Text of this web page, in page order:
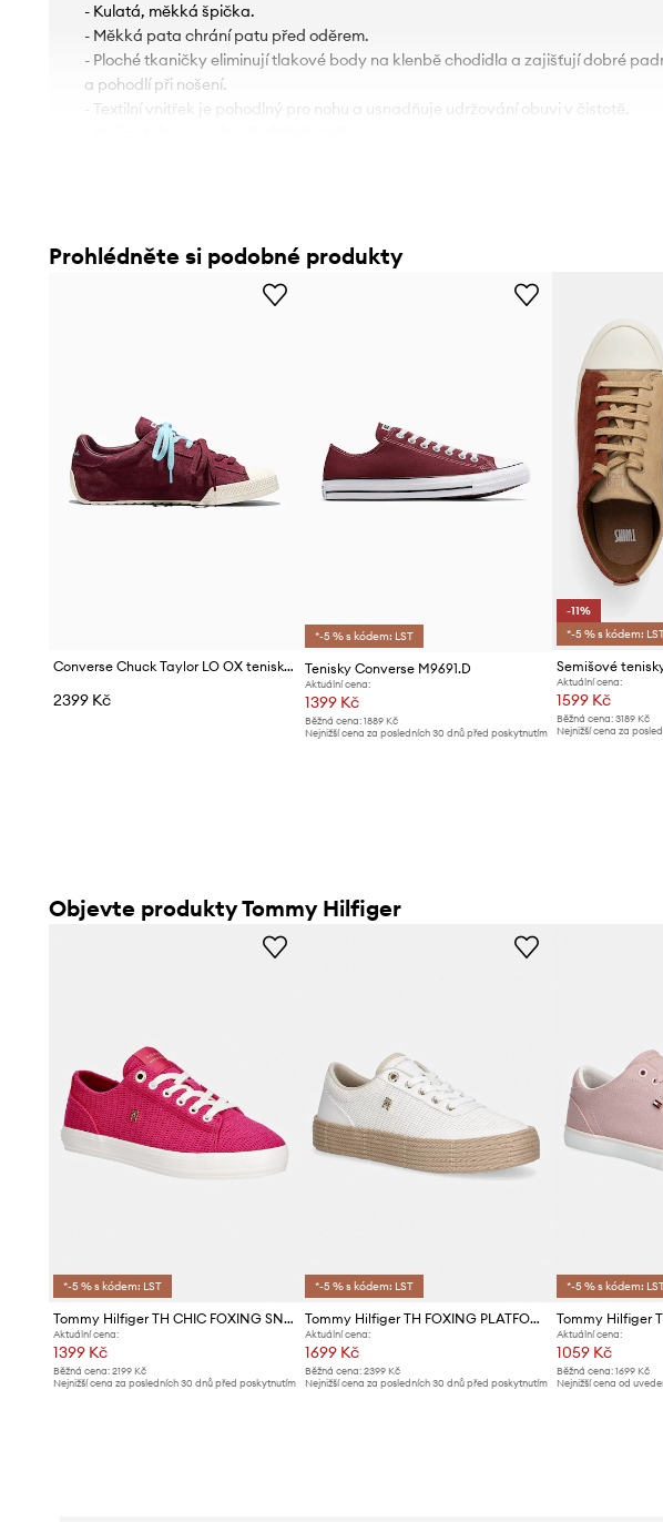
- Kulatá, měkká špička.
- Měkká pata chrání patu před oděrem.
- Ploché tkaničky eliminují tlakové body na klenbě chodidla a zajišťují dobré
a pohodlí při nošení.
- Textilní vnitřek je pohodlný pro nohu a usnadňuje udržování obuvi v čistotě.
Prohlédněte si podobné produkty
Converse Chuck Taylor LO OX tenisky dámské semišové
2399 Kč
*-5 % s kódem: LST
Tenisky Converse M9691.D
Aktuální cena:
1399 Kč
Běžná cena:1889 Kč
Nejnižší cena za posledních 30 dnů před poskytnutím
-11%
*-5 % s kódem:
Semišové
Aktuální cena:
1599 Kč
Běžná cena: 3189 Kč
Nejnižší cena za
Objevte produkty Tommy Hilfiger
*-5 % s kódem: LST
Tommy Hilfiger TH CHIC FOXING SNEAKER tenisky dámské
Aktuální cena:
1399 Kč
Běžná cena: 2199 Kč
Nejnižší cena za posledních 30 dnů před poskytnutím
*-5 % s kódem: LST
Tommy Hilfiger TH FOXING PLATFORM ROPE tenisky dámské
Aktuální cena:
1699 Kč
Běžná cena:2399 Kč
Nejnižší cena za posledních 30 dnů před poskytnutím
*-5 % s kódem:
Aktuální cena:
1059 Kč
Běžná cena: 1699 Kč
Nejnižší cena od